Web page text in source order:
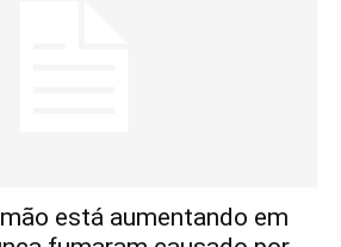
está aumentando em